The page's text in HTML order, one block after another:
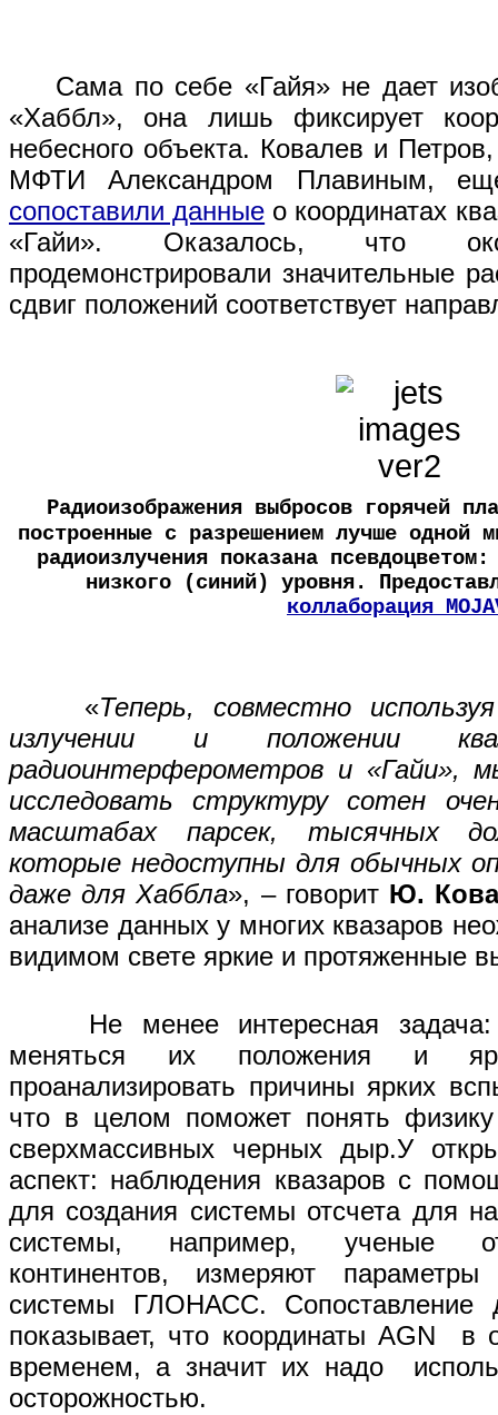
Сама по себе «Гайя» не дает
«Хаббл», она лишь фиксирует
небесного объекта. Ковалев и
МФТИ Александром Плавиным,
сопоставили данные о координатах
«Гайи». Оказалось, что
продемонстрировали значительные
сдвиг положений соответствует
Радиоизображения выбросов горячей
построенные с разрешением лучше одной
радиоизлучения показана
низкого (синий) уровня.
коллаборация
«Теперь, совместно
излучении и положении
радиоинтерферометров и «Гайи»,
исследовать структуру сотен
масштабах парсек, тысячных
которые недоступны для обычных
даже для Хаббла», – говорит Ю.
анализе данных у многих квазаров
видимом свете яркие и протяженные
Не менее интересная задача:
меняться их положения и
проанализировать причины ярких
что в целом поможет понять
сверхмассивных черных дыр.У
аспект: наблюдения квазаров с
для создания системы отсчета для
системы, например, ученые
континентов, измеряют
системы ГЛОНАСС.
показывает, что координаты AGN в
временем, а значит их надо
осторожностью.